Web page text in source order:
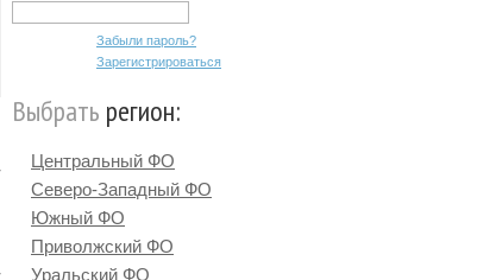
Забыли пароль?
Зарегистрироваться
Выбрать регион:
Центральный ФО
Северо-Западный ФО
Южный ФО
Приволжский ФО
Уральский ФО